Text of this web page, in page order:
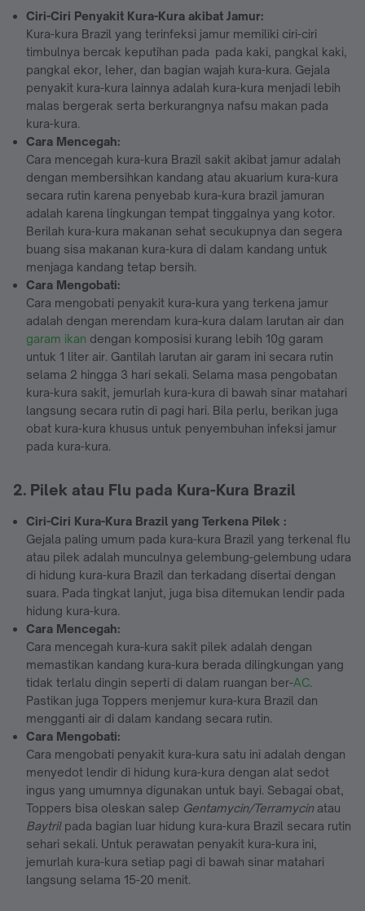
Ciri-Ciri Penyakit Kura-Kura akibat Jamur:
Kura-kura Brazil yang terinfeksi jamur memiliki ciri-ciri
timbulnya bercak keputihan pada pada kaki, pangkal kaki,
pangkal ekor, leher, dan bagian wajah kura-kura. Gejala
penyakit kura-kura lainnya adalah kura-kura menjadi lebih
malas bergerak serta berkurangnya nafsu makan pada
kura-kura.
Cara Mencegah:
Cara mencegah kura-kura Brazil sakit akibat jamur adalah
dengan membersihkan kandang atau akuarium kura-kura
secara rutin karena penyebab kura-kura brazil jamuran
adalah karena lingkungan tempat tinggalnya yang kotor.
Berilah kura-kura makanan sehat secukupnya dan segera
buang sisa makanan kura-kura di dalam kandang untuk
menjaga kandang tetap bersih.
Cara Mengobati:
Cara mengobati penyakit kura-kura yang terkena jamur
adalah dengan merendam kura-kura dalam larutan air dan
garam ikan dengan komposisi kurang lebih 10g garam
untuk 1 liter air. Gantilah larutan air garam ini secara rutin
selama 2 hingga 3 hari sekali. Selama masa pengobatan
kura-kura sakit, jemurlah kura-kura di bawah sinar matahari
langsung secara rutin di pagi hari. Bila perlu, berikan juga
obat kura-kura khusus untuk penyembuhan infeksi jamur
pada kura-kura.
2. Pilek atau Flu pada Kura-Kura Brazil
Ciri-Ciri Kura-Kura Brazil yang Terkena Pilek :
Gejala paling umum pada kura-kura Brazil yang terkenal flu
atau pilek adalah munculnya gelembung-gelembung udara
di hidung kura-kura Brazil dan terkadang disertai dengan
suara. Pada tingkat lanjut, juga bisa ditemukan lendir pada
hidung kura-kura.
Cara Mencegah:
Cara mencegah kura-kura sakit pilek adalah dengan
memastikan kandang kura-kura berada dilingkungan yang
tidak terlalu dingin seperti di dalam ruangan ber-AC.
Pastikan juga Toppers menjemur kura-kura Brazil dan
mengganti air di dalam kandang secara rutin.
Cara Mengobati:
Cara mengobati penyakit kura-kura satu ini adalah dengan
menyedot lendir di hidung kura-kura dengan alat sedot
ingus yang umumnya digunakan untuk bayi. Sebagai obat,
Toppers bisa oleskan salep Gentamycin/Terramycinatau
Baytrilpada bagian luar hidung kura-kura Brazil secara rutin
sehari sekali. Untuk perawatan penyakit kura-kura ini,
jemurlah kura-kura setiap pagi di bawah sinar matahari
langsung selama 15-20 menit.